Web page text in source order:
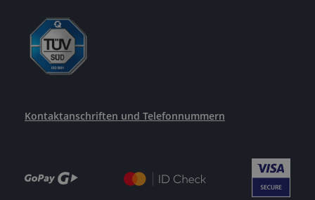
Kontaktanschriften und Telefonnummern